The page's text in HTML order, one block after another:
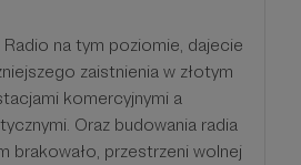
na tym poziomie, dajecie
zaistnienia w złotym
komercyjnymi a
Oraz budowania radia
brakowało, przestrzeni wolnej